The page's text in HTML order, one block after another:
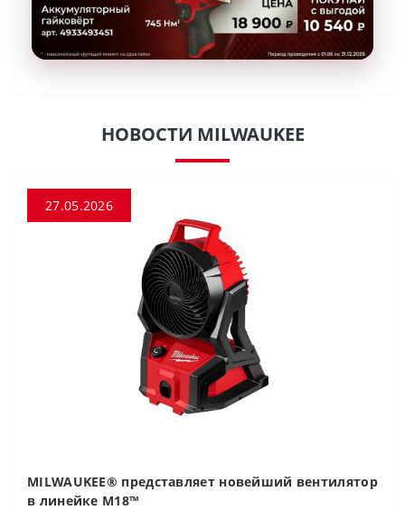
НОВОСТИ MILWAUKEE
27.05.2026
MILWAUKEE® представляет новейший вентилятор
в линейке M18™